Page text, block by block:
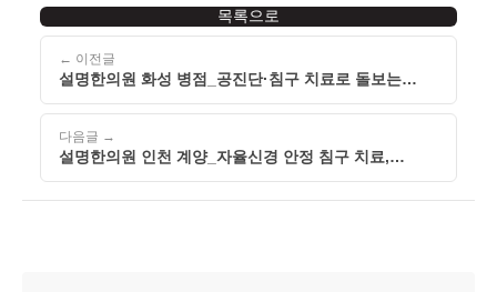
← 이전글
설명한의원 화성 병점_공진단·침구 치료로 돌보는
자율신경
목록으로
다음글 →
설명한의원 인천 계양_자율신경 안정 침구 치료,
불면과 몸떨림이 반복되는 이유